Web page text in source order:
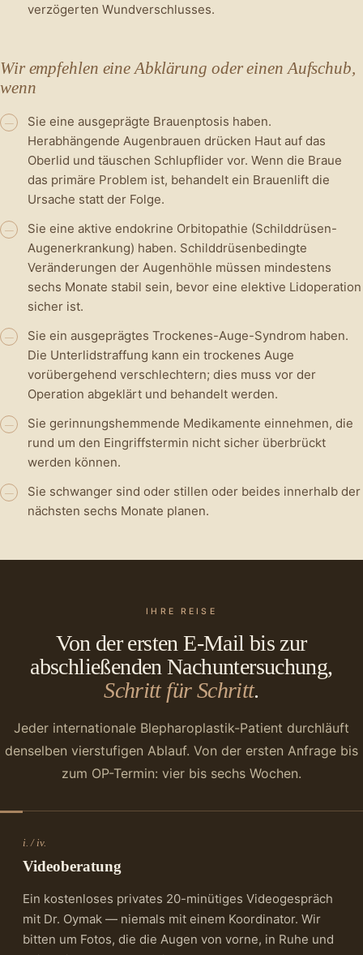
verzögerten Wundverschlusses.
Wir empfehlen eine Abklärung oder einen Aufschub,
wenn
—
Sie eine ausgeprägte Brauenptosis haben.
Herabhängende Augenbrauen drücken Haut auf das
Oberlid und täuschen Schlupflider vor. Wenn die Braue
das primäre Problem ist, behandelt ein Brauenlift die
Ursache statt der Folge.
—
Sie eine aktive endokrine Orbitopathie (Schilddrüsen-
Augenerkrankung) haben. Schilddrüsenbedingte
Veränderungen der Augenhöhle müssen mindestens
sechs Monate stabil sein, bevor eine elektive Lidoperation
sicher ist.
—
Sie ein ausgeprägtes Trockenes-Auge-Syndrom haben.
Die Unterlidstraffung kann ein trockenes Auge
vorübergehend verschlechtern; dies muss vor der
Operation abgeklärt und behandelt werden.
—
Sie gerinnungshemmende Medikamente einnehmen, die
rund um den Eingriffstermin nicht sicher überbrückt
werden können.
—
Sie schwanger sind oder stillen oder beides innerhalb der
nächsten sechs Monate planen.
IHRE REISE
Von der ersten E-Mail bis zur
abschließenden Nachuntersuchung,
Schritt für Schritt.
Jeder internationale Blepharoplastik-Patient durchläuft
denselben vierstufigen Ablauf. Von der ersten Anfrage bis
zum OP-Termin: vier bis sechs Wochen.
i. / iv.
Videoberatung
Ein kostenloses privates 20-minütiges Videogespräch
mit Dr. Oymak — niemals mit einem Koordinator. Wir
bitten um Fotos, die die Augen von vorne, in Ruhe und